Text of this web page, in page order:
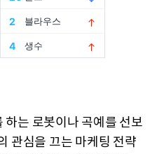
하는 로봇이나 곡예를 선보
관심을 끄는 마케팅 전략